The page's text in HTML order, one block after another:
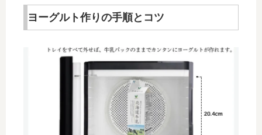
ヨーグルト作りの手順とコツ